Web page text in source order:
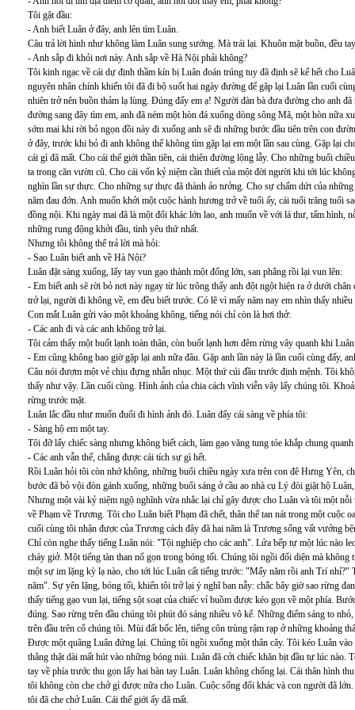
Tôi gật đầu:
- Anh biết Luân ở đây, anh lên tìm Luân.
Câu trả lời hình như không làm Luân sung sướng. Mà trái lại. Khuôn mặt buồn, đều
- Anh sắp đi khỏi nơi này. Anh sắp về Hà Nội phải không?
Tôi kinh ngạc về cái dự định thầm kín bị Luân đoán trúng tuy đã định sẽ kể hết cho
nguyên nhân chính khiến tôi đã đi bộ suốt hai ngày đường để gặp lại Luân lần cuối
nhiên trở nên buồn thảm lạ lùng. Đúng đấy em ạ! Người đàn bà đưa đường cho anh
đường sang đây tìm em, anh đã ném một hòn đá xuống dòng sông Mã, một hòn nữa
sớm mai khi rời bỏ ngọn đồi này đi xuống anh sẽ đi những bước đầu tiên trên con
ở đây, trước khi bỏ đi anh không thể không tìm gặp lại em một lần sau cùng. Gặp lại
cái gì đã mất. Cho cái thế giới thần tiên, cái thiên đường lộng lẫy. Cho những buổi
ta trong căn vườn cũ. Cho cái vốn kỷ niệm cần thiết của một đời người khi tới lúc
nghìn lần sự thực. Cho những sự thực đã thành ảo tưởng. Cho sự chấm dứt của
năm đau đớn. Anh muốn khởi một cuộc hành hương trở về tuổi ấy, cái tuổi trăng tuổi
đồng nội. Khi ngày mai đã là một đổi khác lớn lao, anh muốn về với lá thư, tấm hình,
những rung động khởi đầu, tình yêu thứ nhất.
Nhưng tôi không thể trả lời mà hỏi:
- Sao Luân biết anh về Hà Nội?
Luân đặt sàng xuống, lấy tay vun gạo thành một đống lớn, san phẳng rồi lại vun lên:
- Em biết anh sẽ rời bỏ nơi này ngay từ lúc trông thấy anh đột ngột hiện ra ở dưới
trở lại, người đi không về, em đều biết trước. Có lẽ vì mấy năm nay em nhìn thấy
Con mắt Luân gửi vào một khoảng không, tiếng nói chỉ còn là hơi thở:
- Các anh đi và các anh không trở lại.
Tôi cảm thấy một buốt lạnh toàn thân, còn buốt lạnh hơn đêm rừng vây quanh khi
- Em cũng không bao giờ gặp lại anh nữa đâu. Gặp anh lần này là lần cuối cùng đấy,
Câu nói đượm một vẻ chịu đựng nhẫn nhục. Một thứ cúi đầu trước định mệnh. Tôi
thấy như vậy. Lần cuối cùng. Hình ảnh của chia cách vĩnh viễn vây lấy chúng tôi.
rừng trước mặt.
Luân lắc đầu như muốn đuổi đi hình ảnh đó. Luân đẩy cái sàng về phía tôi:
- Sàng hộ em một tay.
Tôi đỡ lấy chiếc sàng nhưng không biết cách, làm gạo văng tung tóe khắp chung
- Các anh vẫn thế, chẳng được cái tích sự gì hết.
Rồi Luân hỏi tôi còn nhớ không, những buổi chiều ngày xưa trên con đê Hưng Yên,
bước đã bỏ vội đòn gánh xuống, những buổi sáng ở cầu ao nhà cụ Lý đòi giặt hộ
Nhưng một vài kỷ niệm ngộ nghĩnh vừa nhắc lại chỉ gây được cho Luân và tôi một
về Phạm về Trương. Tôi cho Luân biết Phạm đã chết, thân thể tan nát trong một cuộc
cuối cùng tôi nhận được của Trương cách đây đã hai năm là Trương sống vất vưởng
Chỉ còn nghe thấy tiếng Luân nói: "Tội nghiệp cho các anh". Lửa bếp tự một lúc nào
cháy giở. Một tiếng tàn than nổ gọn trong bóng tối. Chúng tôi ngồi đối diện mà
một sự im lặng kỳ lạ nào, cho tới lúc Luân cất tiếng trước: "Mấy năm rồi anh Trí nhỉ?"
năm". Sự yên lặng, bóng tối, khiến tôi trở lại ý nghĩ ban nẫy: chắc bây giờ sao rừng
thấy tiếng gạo vun lại, tiếng sột soạt của chiếc vỉ buồm được kéo gọn về một phía.
đúng. Sao rừng trên đầu chúng tôi phút đó sáng nhiều vô kể. Những điểm sáng to
trên đầu trên cổ chúng tôi. Mùi đất bốc lên, tiếng côn trùng rậm rạp ở những khoảng
Được một quãng Luân đứng lại. Chúng tôi ngồi xuống một thân cây. Tôi kéo Luân
thẳng thật dài mất hút vào những bóng núi. Luân đã cởi chiếc khăn bịt đầu tự lúc
tay về phía trước thu gọn lấy hai bàn tay Luân. Luân không chống lại. Cái thân hình
tôi không còn che chở gì được nữa cho Luân. Cuộc sống đổi khác và con người đã
tôi đã che chở Luân. Cái thế giới ấy đã mất.